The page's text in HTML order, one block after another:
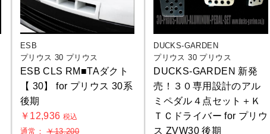
ESB
プリウス 30 プリウス
ESB CLS RM■TAダクト
【 30】 for プリウス 30系
後期
￥12,936 税込
通常：￥13,200
DUCKS-GARDEN
プリウス 30 プリウス
DUCKS-GARDEN 新発
売！３０専用設計のアル
ミペダル４点セット＋Ｋ
ＴＣドライバー for プリウ
ス ZVW30 後期